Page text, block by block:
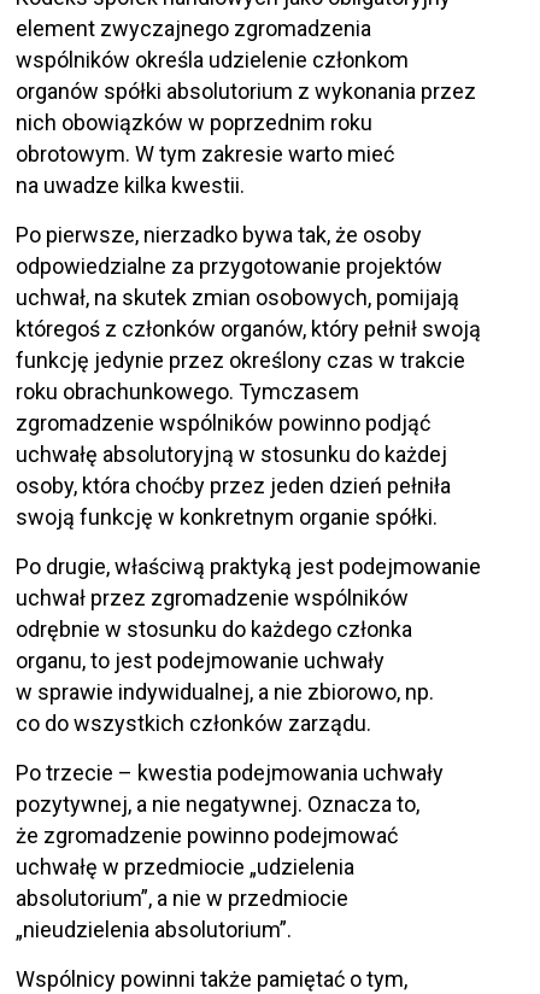
element zwyczajnego zgromadzenia
wspólników określa udzielenie członkom
organów spółki absolutorium z wykonania przez
nich obowiązków w poprzednim roku
obrotowym. W tym zakresie warto mieć
na uwadze kilka kwestii.
Po pierwsze, nierzadko bywa tak, że osoby
odpowiedzialne za przygotowanie projektów
uchwał, na skutek zmian osobowych, pomijają
któregoś z członków organów, który pełnił swoją
funkcję jedynie przez określony czas w trakcie
roku obrachunkowego. Tymczasem
zgromadzenie wspólników powinno podjąć
uchwałę absolutoryjną w stosunku do każdej
osoby, która choćby przez jeden dzień pełniła
swoją funkcję w konkretnym organie spółki.
Po drugie, właściwą praktyką jest podejmowanie
uchwał przez zgromadzenie wspólników
odrębnie w stosunku do każdego członka
organu, to jest podejmowanie uchwały
w sprawie indywidualnej, a nie zbiorowo, np.
co do wszystkich członków zarządu.
Po trzecie – kwestia podejmowania uchwały
pozytywnej, a nie negatywnej. Oznacza to,
że zgromadzenie powinno podejmować
uchwałę w przedmiocie „udzielenia
absolutorium”, a nie w przedmiocie
„nieudzielenia absolutorium”.
Wspólnicy powinni także pamiętać o tym,